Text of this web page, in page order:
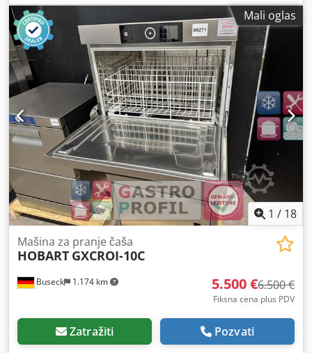
fuesspedala Brzina beskonačno promenljiva preko Potija
Dostava putem ručne čangriza kompletno sa 9 pari
standardnih valjaka Razdvajanje zaustavljanja Debljina
lima 1.25 mm Razdaljina rolera 50 mm Codpsf Dqldefx Ac
Dsha Projekcija 200 mm
Mali oglas
1 / 18
Buseck 1.174 km
Mašina za pranje čaša
HOBART GXCROI-10C
5.500 €6.500 €
Fiksna cena plus PDV
Zatražiti Pozvati